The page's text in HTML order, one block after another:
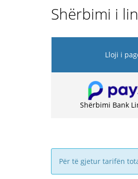
Shërbimi i
Lloji i
Shërbimi Bank
Për të gjetur tarifën